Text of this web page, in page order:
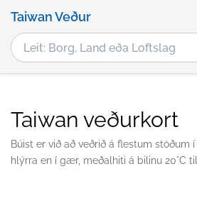
Taiwan Veður
Taiwan veðurkort
Búist er við að veðrið á flestum stöðum
hlýrra en í gær, meðalhiti á bilinu 20°C til